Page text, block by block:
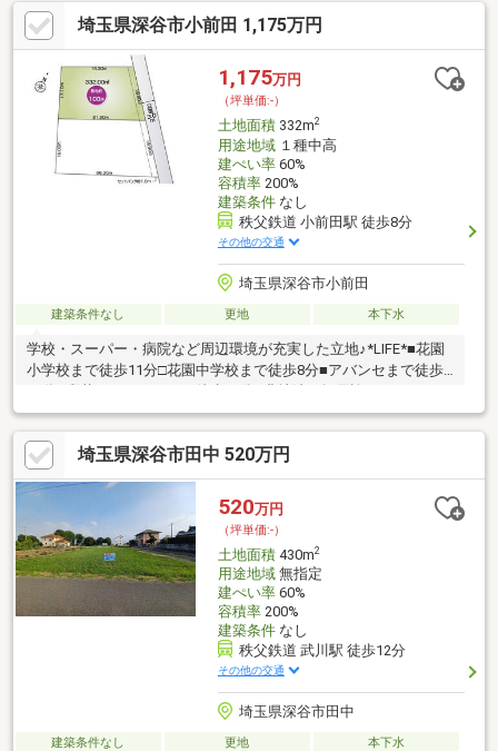
埼玉県深谷市小前田 1,175万円
1,175万円
（坪単価:-）
土地面積332m2
用途地域１種中高
建ぺい率60%
容積率200%
建築条件なし
秩父鉄道 小前田駅 徒歩8分
その他の交通
埼玉県深谷市小前田
建築条件なし 更地 本下水
学校・スーパー・病院など周辺環境が充実した立地♪*LIFE*■花園
小学校まで徒歩11分□花園中学校まで徒歩8分■アバンセまで徒歩
11分□彩花クリニックまで徒歩10分※農地法の転用許可を要する※
水道加入金176 000円(20mm)を要する※受益者負担金(㎡=650
円)215 800円を要する※セットバックを要する(一方後退)※西側約
45ｍに計画道路あり(計画決定)ファイブイズホームではあなたの
頼れる不動産探しのパートナーになれるよう、不動産情報を豊富
に取り扱っております。ぜひご検討ください。
埼玉県深谷市田中 520万円
520万円
（坪単価:-）
土地面積430m2
用途地域無指定
建ぺい率60%
容積率200%
建築条件なし
秩父鉄道 武川駅 徒歩12分
その他の交通
埼玉県深谷市田中
建築条件なし 更地
本下水